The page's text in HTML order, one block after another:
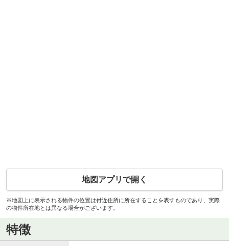
地図アプリで開く
※地図上に表示される物件の位置は付近住所に所在することを表すものであり、実際
の物件所在地とは異なる場合がございます。
特徴